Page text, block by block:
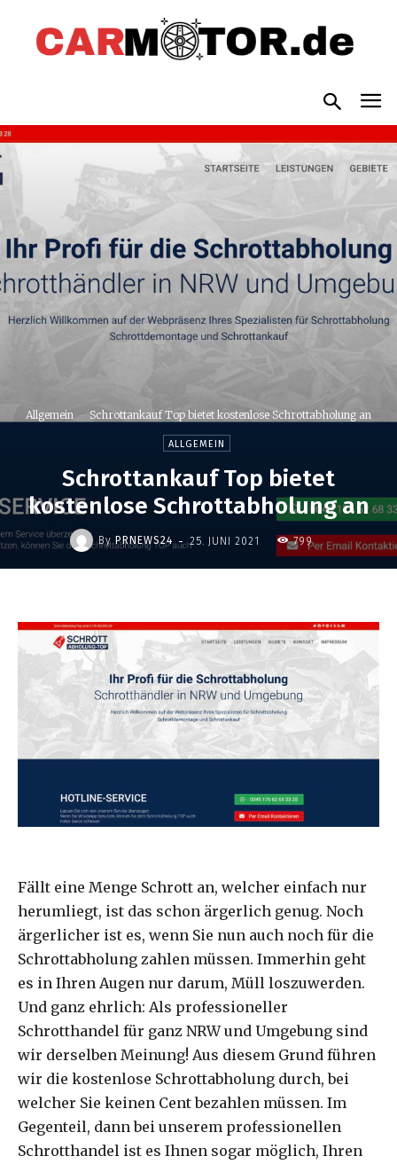
Allgemein Schrottankauf Top bietet kostenlose Schrottabholung an
ALLGEMEIN
Schrottankauf Top bietet
kostenlose Schrottabholung an
By PRNEWS24 - 25. JUNI 2021 799
Fällt eine Menge Schrott an, welcher einfach nur
herumliegt, ist das schon ärgerlich genug. Noch
ärgerlicher ist es, wenn Sie nun auch noch für die
Schrottabholung zahlen müssen. Immerhin geht
es in Ihren Augen nur darum, Müll loszuwerden.
Und ganz ehrlich: Als professioneller
Schrotthandel für ganz NRW und Umgebung sind
wir derselben Meinung! Aus diesem Grund führen
wir die kostenlose Schrottabholung durch, bei
welcher Sie keinen Cent bezahlen müssen. Im
Gegenteil, dann bei unserem professionellen
Schrotthandel ist es Ihnen sogar möglich, Ihren